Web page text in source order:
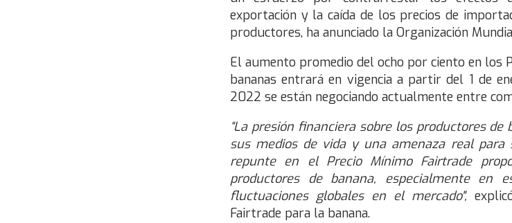
exportación y la caída de los precios de
productores, ha anunciado la Organización
El aumento promedio del ocho por ciento en los
bananas entrará en vigencia a partir del 1 de
2022 se están negociando actualmente entre
“La presión financiera sobre los productores
sus medios de vida y una amenaza real para
repunte en el Precio Mínimo Fairtrade
productores de banana, especialmente en
fluctuaciones globales en el mercado",
Fairtrade para la banana.